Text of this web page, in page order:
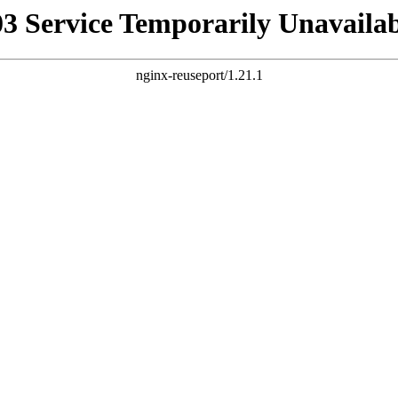
Service Temporarily
nginx-reuseport/1.21.1